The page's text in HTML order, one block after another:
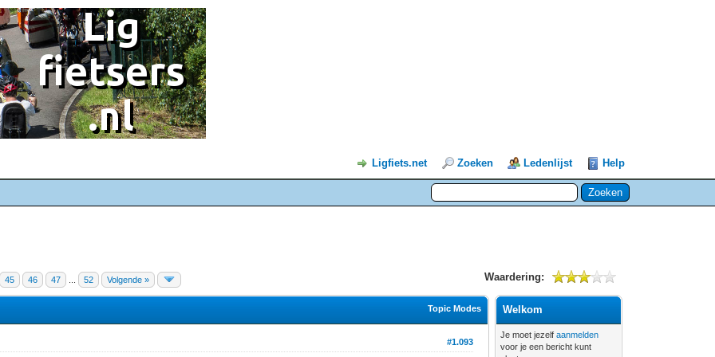
Ligfiets.net Zoeken Ledenlijst Help
45 46 47 52 Volgende » Waardering:
Topic Modes
#1.093
Welkom
Je moet jezelfaanmelden
voor je een bericht kunt